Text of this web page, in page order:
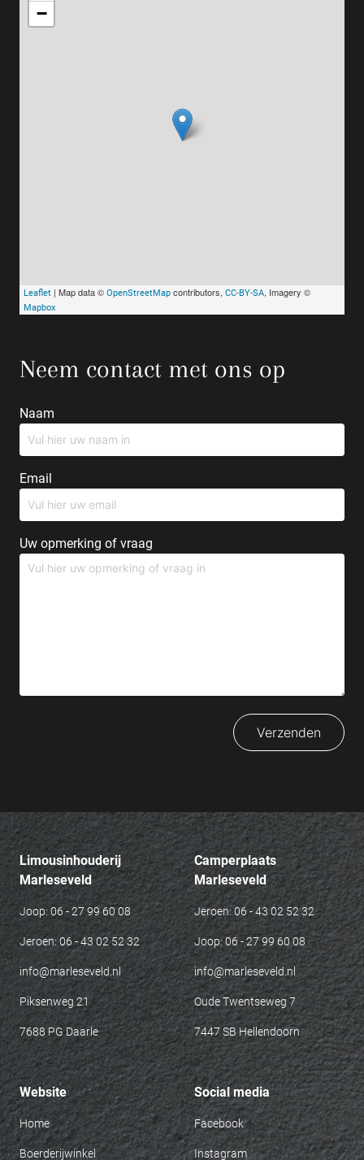
−
Leaflet | Map data © OpenStreetMap contributors, CC-BY-SA, Imagery ©
Mapbox
Neem contact met ons op
Naam
Email
Uw opmerking of vraag
Limousinhouderij
Marleseveld
Joop: 06 - 27 99 60 08
Jeroen: 06 - 43 02 52 32
info@marleseveld.nl
Piksenweg 21
7688 PG Daarle
Camperplaats
Marleseveld
Jeroen: 06 - 43 02 52 32
Joop: 06 - 27 99 60 08
info@marleseveld.nl
Oude Twentseweg 7
7447 SB Hellendoorn
Website
Home
Boerderijwinkel
Social media
Facebook
Instagram